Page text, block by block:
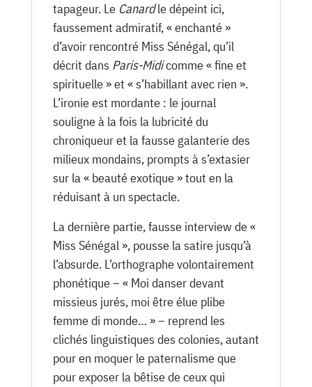
tapageur. Le Canardle dépeint ici,
faussement admiratif, « enchanté »
d’avoir rencontré Miss Sénégal, qu’il
décrit dans Paris-Midicomme « fine et
spirituelle » et « s’habillant avec rien ».
L’ironie est mordante : le journal
souligne à la fois la lubricité du
chroniqueur et la fausse galanterie des
milieux mondains, prompts à s’extasier
sur la « beauté exotique » tout en la
réduisant à un spectacle.
La dernière partie, fausse interview de «
Miss Sénégal », pousse la satire jusqu’à
l’absurde. L’orthographe volontairement
phonétique – « Moi danser devant
missieus jurés, moi être élue plibe
femme di monde… » – reprend les
clichés linguistiques des colonies, autant
pour en moquer le paternalisme que
pour exposer la bêtise de ceux qui